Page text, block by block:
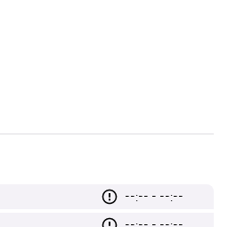
--:-- - --:--